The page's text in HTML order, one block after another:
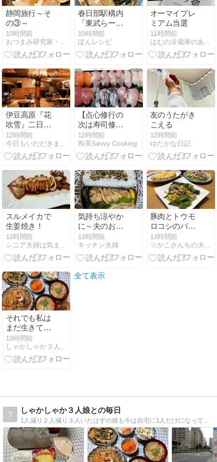
静岡旅行～そ
の③～
10時間前
春日部駅構内
「東武らーめ
ん」 ATM小銭
入金
10時間前
ぽんレシピ
オーマイプレ
ミアム当選
11時間前
伊豆高原『花
吹雪』二日目
の食事
12時間前
【点心修行の
次は寿司修
行！？笑】に
ぎり寿司
12時間前
和美Savvy Cooking
友のうたがき
こえる
12時間前
ゆたかな日記
スルメイカで
生姜焼き！
12時間前
気持ち涼やか
に～夫のお弁
当691
13時間前
キッチン夫婦
豚肉とトウモ
ロコシのバタ
ー炒め☆いか
サラダ☆うれ
しいいただき
13時間前
それでも私は
まだ生きてい
ます…
13時間前
全て表示
7
しゃかしゃか３人娘との毎日